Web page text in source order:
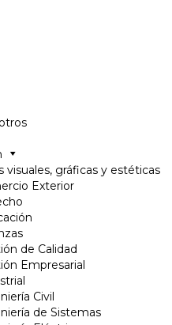
visuales, gráficas y estéticas
Exterior
de Calidad
Empresarial
Civil
de Sistemas